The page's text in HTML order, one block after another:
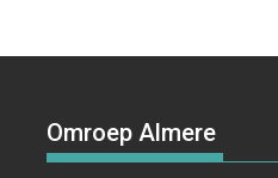
Omroep Almere